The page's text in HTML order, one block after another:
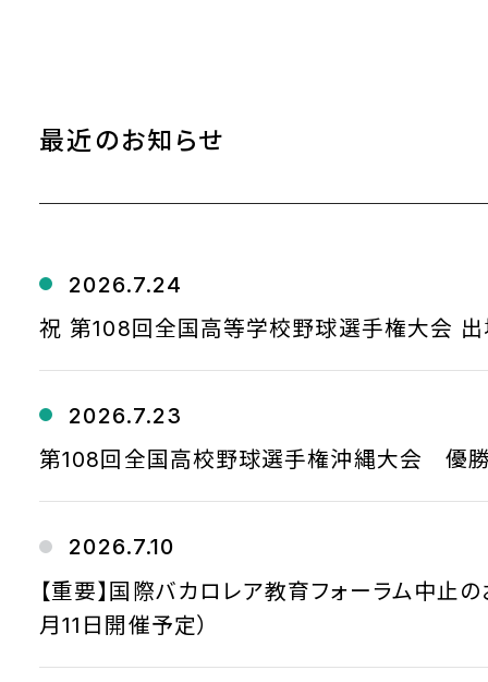
最近のお知らせ
2026.7.24
祝 第108回全国高等学校野球選手権大会 出
2026.7.23
第108回全国高校野球選手権沖縄大会 優
2026.7.10
【重要】国際バカロレア教育フォーラム中止の
月11日開催予定）